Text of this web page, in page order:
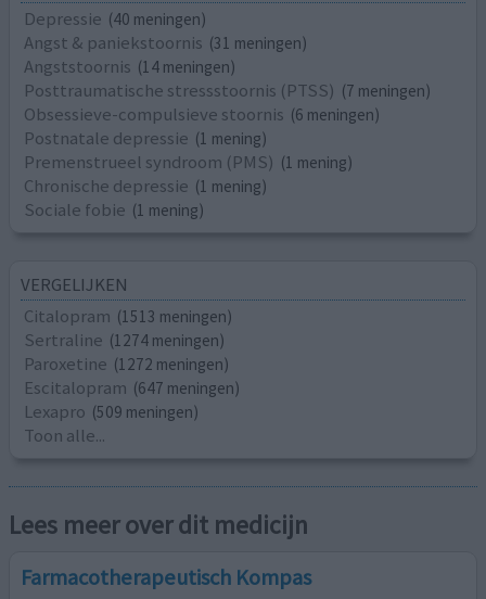
Depressie (40 meningen)
Angst & paniekstoornis (31 meningen)
Angststoornis (14 meningen)
Posttraumatische stressstoornis (PTSS) (7 meningen)
Obsessieve-compulsieve stoornis (6 meningen)
Postnatale depressie (1 mening)
Premenstrueel syndroom (PMS) (1 mening)
Chronische depressie (1 mening)
Sociale fobie (1 mening)
VERGELIJKEN
Citalopram (1513 meningen)
Sertraline (1274 meningen)
Paroxetine (1272 meningen)
Escitalopram (647 meningen)
Lexapro (509 meningen)
Toon alle...
Lees meer over dit medicijn
Farmacotherapeutisch Kompas